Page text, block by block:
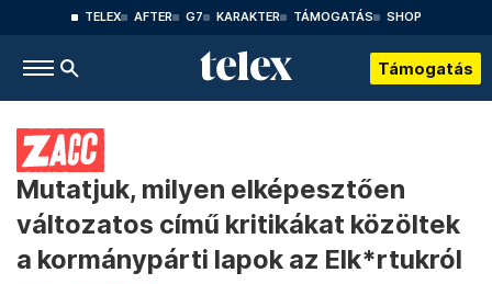
TELEX AFTER G7 KARAKTER TÁMOGATÁS SHOP
Támogatás
Mutatjuk, milyen elképesztően
változatos című kritikákat közöltek
a kormánypárti lapok az Elk*rtukról